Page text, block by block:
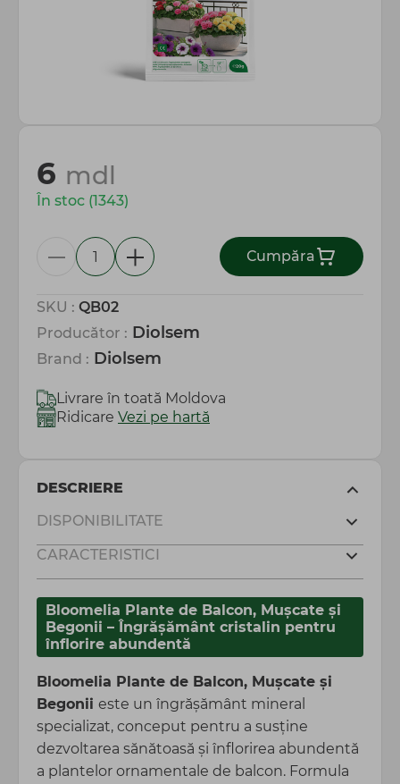
Totul pentru gospodărie
SKU : QB02
Producător : Diolsem
Brand : Diolsem
6 mdl
În stoc (1343)
Сumpăra
Livrare în toată Moldova
Ridicare Vezi pe hartă
DESCRIERE
DISPONIBILITATE
CARACTERISTICI
Bloomelia Plante de Balcon, Mușcate și
Begonii – Îngrășământ cristalin pentru
înflorire abundentă
Bloomelia Plante de Balcon, Mușcate și
Begonii este un îngrășământ mineral
specializat, conceput pentru a susține
dezvoltarea sănătoasă și înflorirea abundentă
a plantelor ornamentale de balcon. Formula